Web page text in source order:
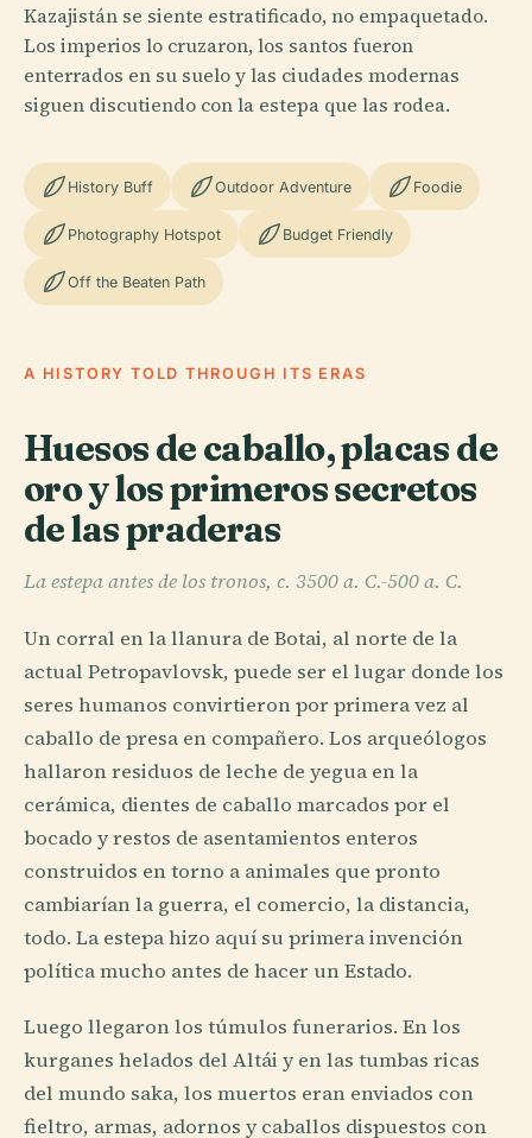
Kazajistán se siente estratificado, no empaquetado.
Los imperios lo cruzaron, los santos fueron
enterrados en su suelo y las ciudades modernas
siguen discutiendo con la estepa que las rodea.
History Buff Outdoor Adventure Foodie
Photography Hotspot Budget Friendly
Off the Beaten Path
A HISTORY TOLD THROUGH ITS ERAS
Huesos de caballo, placas de
oro y los primeros secretos
de las praderas
La estepa antes de los tronos, c. 3500 a. C.-500 a. C.
Un corral en la llanura de Botai, al norte de la
actual Petropavlovsk, puede ser el lugar donde los
seres humanos convirtieron por primera vez al
caballo de presa en compañero. Los arqueólogos
hallaron residuos de leche de yegua en la
cerámica, dientes de caballo marcados por el
bocado y restos de asentamientos enteros
construidos en torno a animales que pronto
cambiarían la guerra, el comercio, la distancia,
todo. La estepa hizo aquí su primera invención
política mucho antes de hacer un Estado.
Luego llegaron los túmulos funerarios. En los
kurganes helados del Altái y en las tumbas ricas
del mundo saka, los muertos eran enviados con
fieltro, armas, adornos y caballos dispuestos con